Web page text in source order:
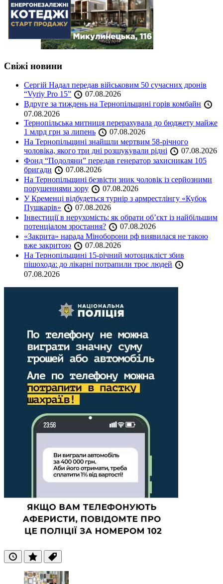
Свіжі новини
Сергій Надал передав військовим 50 сучасних дронів
“Vyriy Pro 15”
07.08.2026
Вдруге за тиждень на Тернопільщині горів комбайн
07.08.2026
Тернопільська митниця перерахувала до бюджету майже
1 млрд грн за липень
07.08.2026
На Тернопільщині знайшли мертвим 58-річного
чоловіка, якого три дні розшукували рідні
07.08.2026
Фонд “Подоляни” передав генератор захисникам 105
бригади
07.08.2026
На Тернопільщині безвісти зник чоловік із серйозними
порушеннями зору
07.08.2026
У Кременці відбудеться турнір з армрестлінгу «Кубок
Пушкарів»
07.08.2026
Інвестиції в нерухомість: як обрати об’єкт із найбільшим
потенціалом зростання?
07.08.2026
«Закрита» нарада Міноборони рф виявилася не такою
вже закритою
07.08.2026
На Тернопільщині 15-річний мотоцикліст збив
пішохода: до лікарні потрапили троє людей
07.08.2026
ОстанніПопулярні
Теги